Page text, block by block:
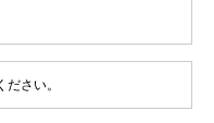
ださい。